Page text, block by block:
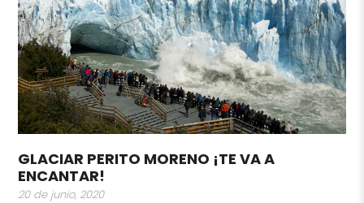
GLACIAR PERITO MORENO ¡TE VA A
ENCANTAR!
20 de junio, 2020